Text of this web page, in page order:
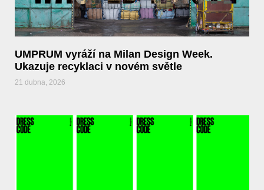
UMPRUM vyráží na Milan Design Week.
Ukazuje recyklaci v novém světle
21 dubna, 2026